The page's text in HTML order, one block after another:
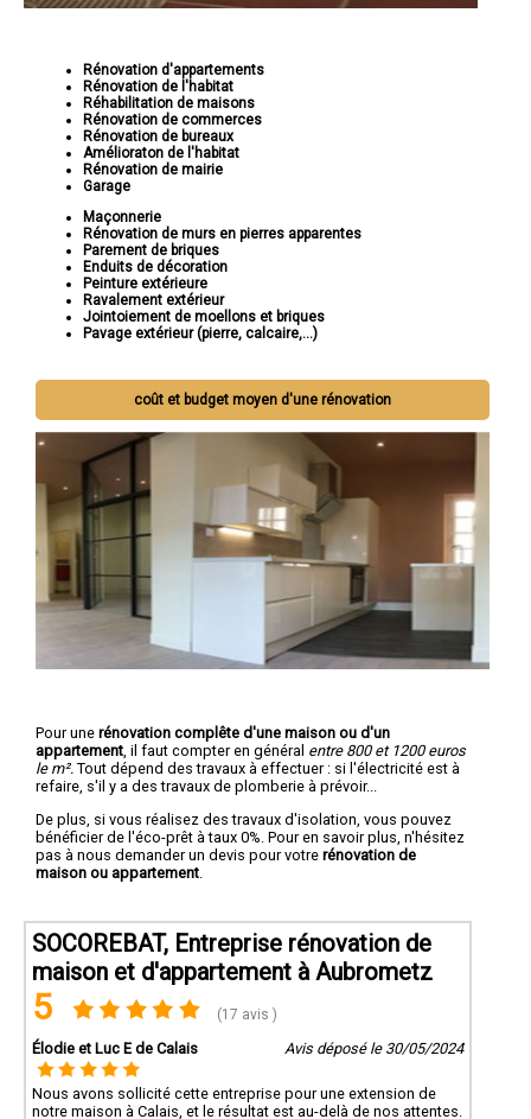
Rénovation d'appartements
Rénovation de l'habitat
Réhabilitation de maisons
Rénovation de commerces
Rénovation de bureaux
Amélioraton de l'habitat
Rénovation de mairie
Garage
Maçonnerie
Rénovation de murs en pierres apparentes
Parement de briques
Enduits de décoration
Peinture extérieure
Ravalement extérieur
Jointoiement de moellons et briques
Pavage extérieur (pierre, calcaire,...)
coût et budget moyen d'une rénovation
Pour une rénovation complête d'une maison ou d'un
appartement , il faut compter en général entre 800 et 1200 euros
le m². Tout dépend des travaux à effectuer : si l'électricité est à
refaire, s'il y a des travaux de plomberie à prévoir...
De plus, si vous réalisez des travaux d'isolation, vous pouvez
bénéficier de l'éco-prêt à taux 0%. Pour en savoir plus, n'hésitez
pas à nous demander un devis pour votre rénovation de
maison ou appartement
SOCOREBAT, Entreprise rénovation de
maison et d'appartement à Aubrometz
5 (17 avis )
Élodie et Luc E de Calais Avis déposé le 30/05/2024
Nous avons sollicité cette entreprise pour une extension de
notre maison à Calais, et le résultat est au-delà de nos attentes.